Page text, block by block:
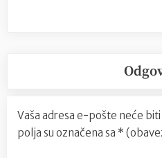
Vaša adresa e-pošte neće
polja su označena sa *